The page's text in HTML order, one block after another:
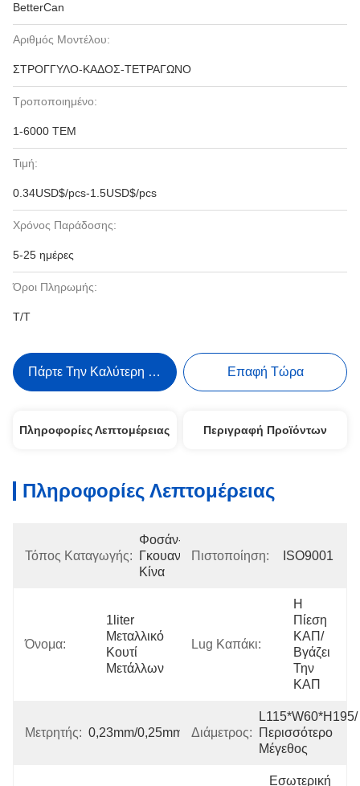
BetterCan
Αριθμός Μοντέλου:
ΣΤΡΟΓΓΥΛΟ-ΚΑΔΟΣ-ΤΕΤΡΑΓΩΝΟ
Τροποποιημένο:
1-6000 ΤΕΜ
Τιμή:
0.34USD$/pcs-1.5USD$/pcs
Χρόνος Παράδοσης:
5-25 ημέρες
Όροι Πληρωμής:
T/T
Πάρτε Την Καλύτερη Τιμή Επαφή Τώρα
Πληροφορίες Λεπτομέρειας Περιγραφή Προϊόντων
Πληροφορίες Λεπτομέρειας
Τόπος Καταγωγής:
Φοσάν-
Γκουανγκντόνγκ-
Κίνα
Πιστοποίηση: ISO9001
Όνομα:
1liter
Μεταλλικό
Κουτί
Μετάλλων
Lug Καπάκι:
Η
Πίεση
ΚΑΠ/
Βγάζει
Την
ΚΑΠ
Μετρητής: 0,23mm/0,25mm/0,28mm
Διάμετρος:
L115*W60*H195/
Περισσότερο
Μέγεθος
Εσωτερική